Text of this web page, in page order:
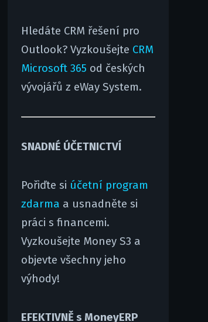
Hledáte CRM řešení pro
Outlook? Vyzkoušejte CRM
Microsoft 365 od českých
vývojářů z eWay System.
SNADNÉ ÚČETNICTVÍ
Pořiďte si účetní program
zdarma a usnadněte si
práci s financemi.
Vyzkoušejte Money S3 a
objevte všechny jeho
výhody!
EFEKTIVNĚ s MoneyERP